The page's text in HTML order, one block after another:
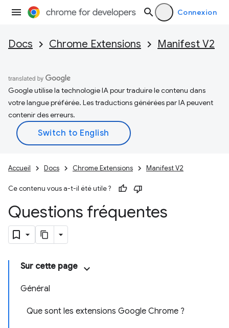
Connexion
Docs Chrome Extensions Manifest V2
Google utilise la technologie IA pour traduire le contenu dans
votre langue préférée. Les traductions générées par IA peuvent
contenir des erreurs.
Accueil Docs Chrome Extensions Manifest V2
Ce contenu vous a-t-il été utile ?
Questions fréquentes
Sur cette page
Général
Que sont les extensions Google Chrome ?